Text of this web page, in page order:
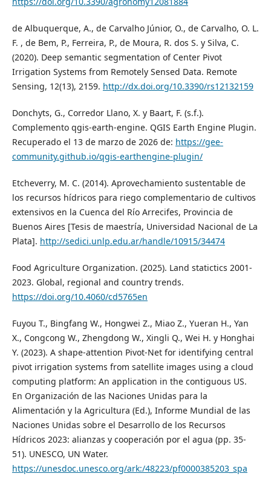
de Albuquerque, A., de Carvalho Júnior, O., de Carvalho, O. L.
F. , de Bem, P., Ferreira, P., de Moura, R. dos S. y Silva, C.
(2020). Deep semantic segmentation of Center Pivot
Irrigation Systems from Remotely Sensed Data. Remote
Sensing, 12(13), 2159. http://dx.doi.org/10.3390/rs12132159
Donchyts, G., Corredor Llano, X. y Baart, F. (s.f.).
Complemento qgis-earth-engine. QGIS Earth Engine Plugin.
Recuperado el 13 de marzo de 2026 de: https://gee-
community.github.io/qgis-earthengine-plugin/
Etcheverry, M. C. (2014). Aprovechamiento sustentable de
los recursos hídricos para riego complementario de cultivos
extensivos en la Cuenca del Río Arrecifes, Provincia de
Buenos Aires [Tesis de maestría, Universidad Nacional de La
Plata]. http://sedici.unlp.edu.ar/handle/10915/34474
Food Agriculture Organization. (2025). Land statictics 2001-
2023. Global, regional and country trends.
https://doi.org/10.4060/cd5765en
Fuyou T., Bingfang W., Hongwei Z., Miao Z., Yueran H., Yan
X., Congcong W., Zhengdong W., Xingli Q., Wei H. y Honghai
Y. (2023). A shape-attention Pivot-Net for identifying central
pivot irrigation systems from satellite images using a cloud
computing platform: An application in the contiguous US.
En Organización de las Naciones Unidas para la
Alimentación y la Agricultura (Ed.), Informe Mundial de las
Naciones Unidas sobre el Desarrollo de los Recursos
Hídricos 2023: alianzas y cooperación por el agua (pp. 35-
51). UNESCO, UN Water.
https://unesdoc.unesco.org/ark:/48223/pf0000385203_spa